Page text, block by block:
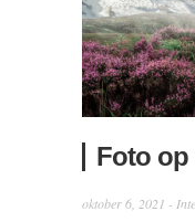
Foto op
oktober 6, 2021 -